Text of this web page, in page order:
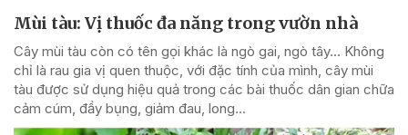
Mùi tàu: Vị thuốc đa năng trong vườn nhà
Cây mùi tàu còn có tên gọi khác là ngò gai, ngò tây… Không
chỉ là rau gia vị quen thuộc, với đặc tính của mình, cây mùi
tàu được sử dụng hiệu quả trong các bài thuốc dân gian chữa
cảm cúm, đầy bụng, giảm đau, long...